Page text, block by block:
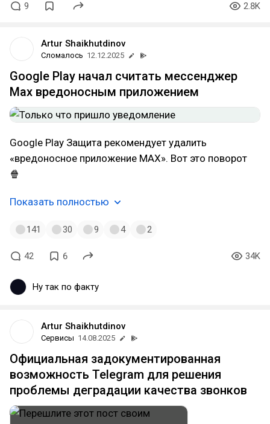
9 2.8K
Artur Shaikhutdinov
Сломалось 12.12.2025
Google Play начал считать мессенджер
Max вредоносным приложением
Google Play Защита рекомендует удалить
«вредоносное приложение MAX». Вот это поворот
🍿
Показать полностью
141 30 9 4 2
42 6 34K
Ну так по факту
Artur Shaikhutdinov
Сервисы 14.08.2025
Официальная задокументированная
возможность Telegram для решения
проблемы деградации качества звонков